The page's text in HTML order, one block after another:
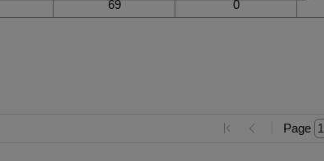
69 0
Page